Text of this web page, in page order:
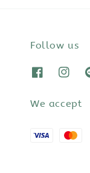
Follow us
We accept